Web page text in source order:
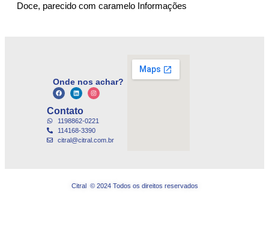
Doce, parecido com caramelo Informações
Onde nos achar?
Contato
1198862-0221
114168-3390
citral@citral.com.br
Citral © 2024 Todos os direitos reservados